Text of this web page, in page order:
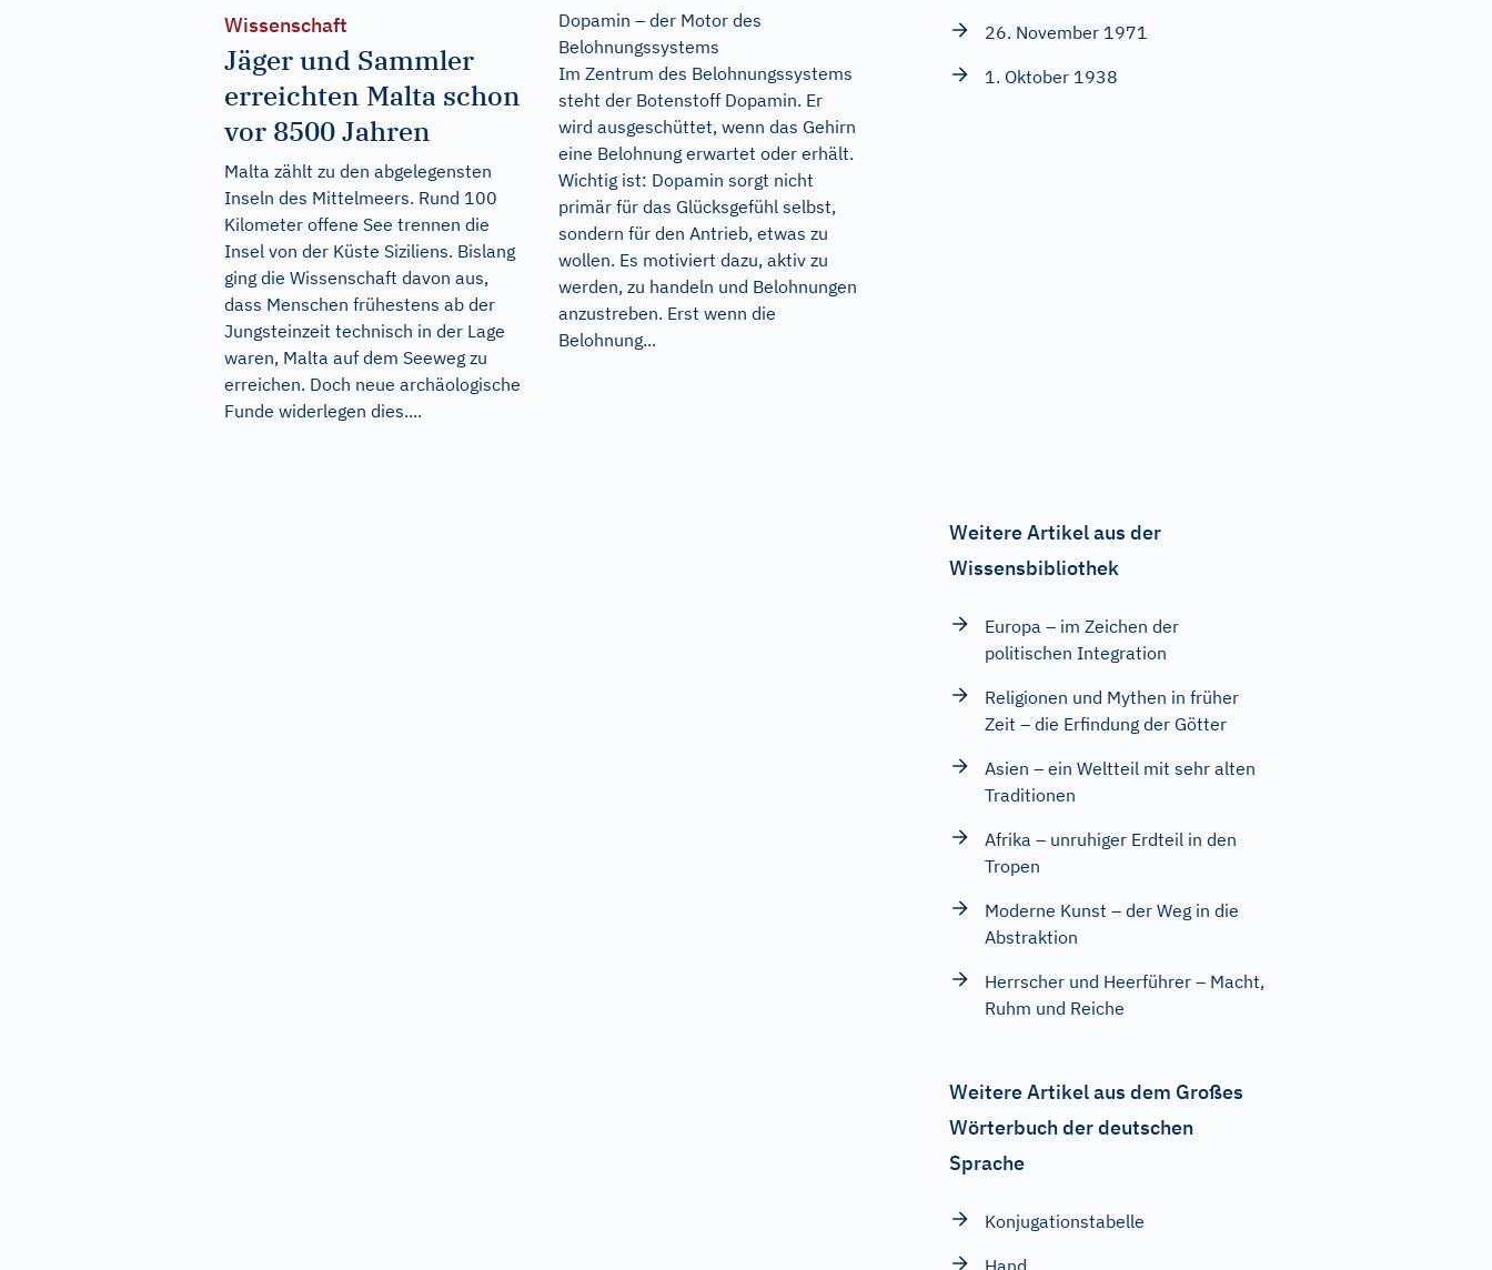
Wissenschaft
Jäger und Sammler
erreichten Malta schon
vor 8500 Jahren
Malta zählt zu den abgelegensten
Inseln des Mittelmeers. Rund 100
Kilometer offene See trennen die
Insel von der Küste Siziliens. Bislang
ging die Wissenschaft davon aus,
dass Menschen frühestens ab der
Jungsteinzeit technisch in der Lage
waren, Malta auf dem Seeweg zu
erreichen. Doch neue archäologische
Funde widerlegen dies....
Dopamin – der Motor des
Belohnungssystems
Im Zentrum des Belohnungssystems
steht der Botenstoff Dopamin. Er
wird ausgeschüttet, wenn das Gehirn
eine Belohnung erwartet oder erhält.
Wichtig ist: Dopamin sorgt nicht
primär für das Glücksgefühl selbst,
sondern für den Antrieb, etwas zu
wollen. Es motiviert dazu, aktiv zu
werden, zu handeln und Belohnungen
anzustreben. Erst wenn die
Belohnung...
26. November 1971
1. Oktober 1938
Weitere Artikel aus der
Wissensbibliothek
Europa – im Zeichen der
politischen Integration
Religionen und Mythen in früher
Zeit – die Erfindung der Götter
Asien – ein Weltteil mit sehr alten
Traditionen
Afrika – unruhiger Erdteil in den
Tropen
Moderne Kunst – der Weg in die
Abstraktion
Herrscher und Heerführer – Macht,
Ruhm und Reiche
Weitere Artikel aus dem Großes
Wörterbuch der deutschen
Sprache
Konjugationstabelle
Hand